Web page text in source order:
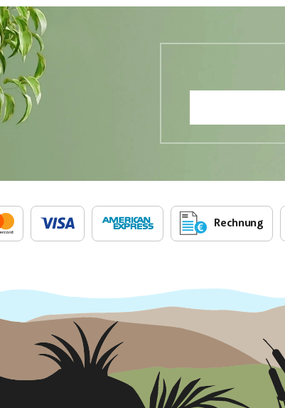
Rechnung